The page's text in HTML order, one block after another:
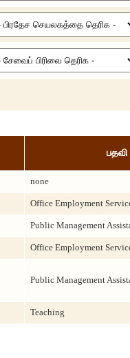
பதவி
none
Office Employment
Public Management
Office Employment
Public Management
Teaching